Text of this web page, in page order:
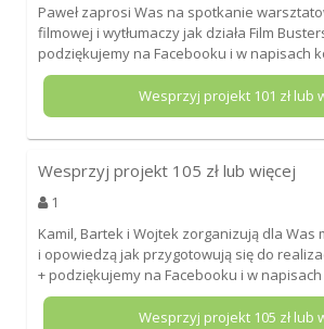
Paweł zaprosi Was na spotkanie
filmowej i wytłumaczy jak działa Film
podziękujemy na Facebooku i w napisach
Wesprzyj projekt 101 zł lub
Wesprzyj projekt 105 zł lub więcej
1
Kamil, Bartek i Wojtek zorganizują dla Was
i opowiedzą jak przygotowują się do
+ podziękujemy na Facebooku i w
Wesprzyj projekt 105 zł lub